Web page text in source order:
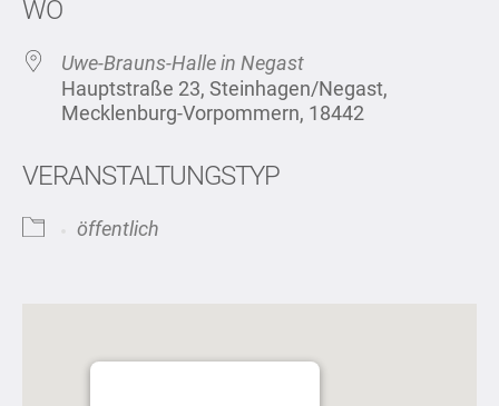
WO
Uwe-Brauns-Halle in Negast
Hauptstraße 23, Steinhagen/Negast,
Mecklenburg-Vorpommern, 18442
VERANSTALTUNGSTYP
öffentlich